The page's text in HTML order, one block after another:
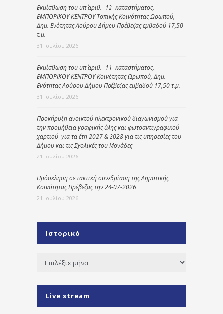
Εκμίσθωση του υπ΄ αριθ. -12- καταστήματος,
ΕΜΠΟΡΙΚΟΥ ΚΕΝΤΡΟΥ Τοπικής Κοινότητας Ωρωπού,
Δημ. Ενότητας Λούρου Δήμου Πρέβεζας εμβαδού 17,50
τ.μ.
31 Ιουλίου 2026
Εκμίσθωση του υπ΄ αριθ. -11- καταστήματος,
ΕΜΠΟΡΙΚΟΥ ΚΕΝΤΡΟΥ Κοινότητας Ωρωπού, Δημ.
Ενότητας Λούρου Δήμου Πρέβεζας εμβαδού 17,50 τ.μ.
31 Ιουλίου 2026
Προκήρυξη ανοικτού ηλεκτρονικού διαγωνισμού για
την προμήθεια γραφικής ύλης και φωτοαντιγραφικού
χαρτιού για τα έτη 2027 & 2028 για τις υπηρεσίες του
Δήμου και τις Σχολικές του Μονάδες
21 Ιουλίου 2026
Πρόσκληση σε τακτική συνεδρίαση της Δημοτικής
Κοινότητας Πρέβεζας την 24-07-2026
21 Ιουλίου 2026
Ιστορικό
Ιστορικό
Live stream